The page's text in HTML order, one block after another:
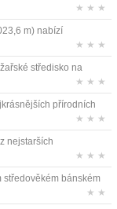
★ ★ ★
m) nabízí
★ ★ ★
středisko na
★ ★ ★
přírodních
★ ★ ★
nejstarších
★ ★ ★
středověkém bánském
★ ★